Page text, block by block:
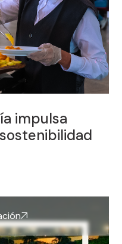
impulsa